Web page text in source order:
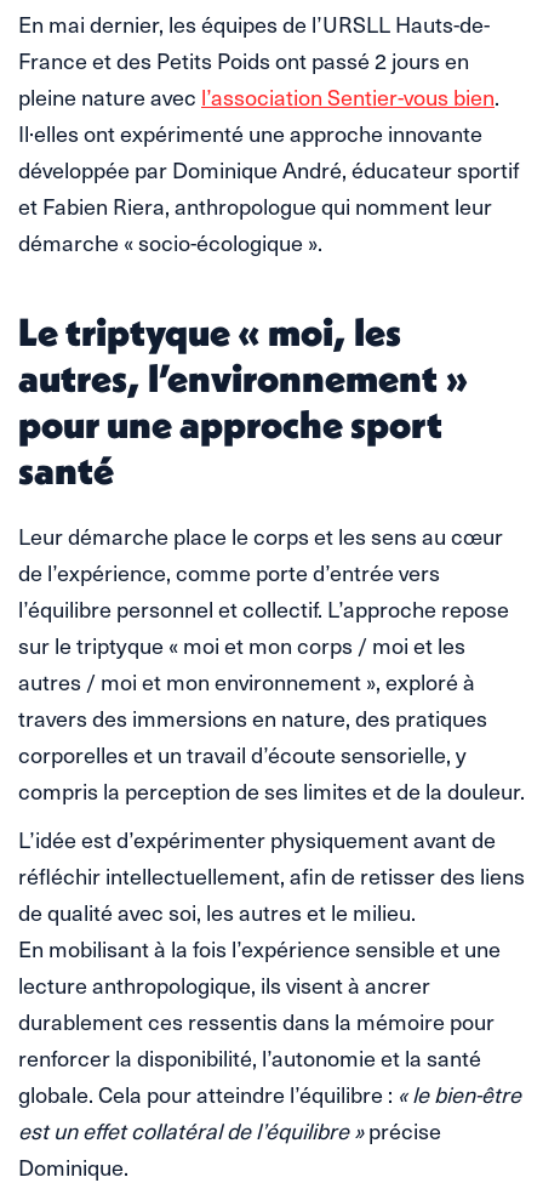
En mai dernier, les équipes de l’URSLL Hauts-de-
France et des Petits Poids ont passé 2 jours en
pleine nature avec l’association Sentier-vous bien.
Il·elles ont expérimenté une approche innovante
développée par Dominique André, éducateur sportif
et Fabien Riera, anthropologue qui nomment leur
démarche « socio-écologique ».
Le triptyque « moi, les
autres, l’environnement »
pour une approche sport
santé
Leur démarche place le corps et les sens au cœur
de l’expérience, comme porte d’entrée vers
l’équilibre personnel et collectif. L’approche repose
sur le triptyque « moi et mon corps / moi et les
autres / moi et mon environnement », exploré à
travers des immersions en nature, des pratiques
corporelles et un travail d’écoute sensorielle, y
compris la perception de ses limites et de la douleur.
L’idée est d’expérimenter physiquement avant de
réfléchir intellectuellement, afin de retisser des liens
de qualité avec soi, les autres et le milieu.
En mobilisant à la fois l’expérience sensible et une
lecture anthropologique, ils visent à ancrer
durablement ces ressentis dans la mémoire pour
renforcer la disponibilité, l’autonomie et la santé
globale. Cela pour atteindre l’équilibre : « le bien-être
est un effet collatéral de l’équilibre »précise
Dominique.